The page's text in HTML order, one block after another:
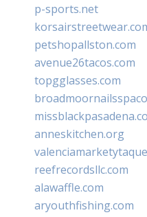
p-sports.net
petshopallston.com
avenue26tacos.com
topgglasses.com
anneskitchen.org
reefrecordsllc.com
alawaffle.com
aryouthfishing.com